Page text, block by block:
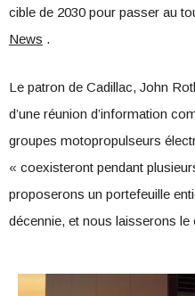
cible de 2030 pour passer au
News .
Le patron de Cadillac, John
d’une réunion d’information
groupes motopropulseurs
« coexisteront pendant
proposerons un portefeuille
décennie, et nous laisserons le